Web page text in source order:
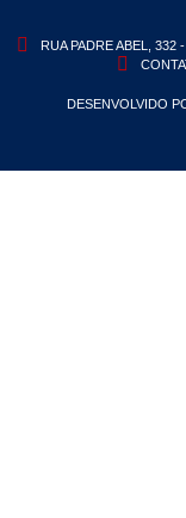
RUA PADRE ABEL,
DESENVOLVIDO